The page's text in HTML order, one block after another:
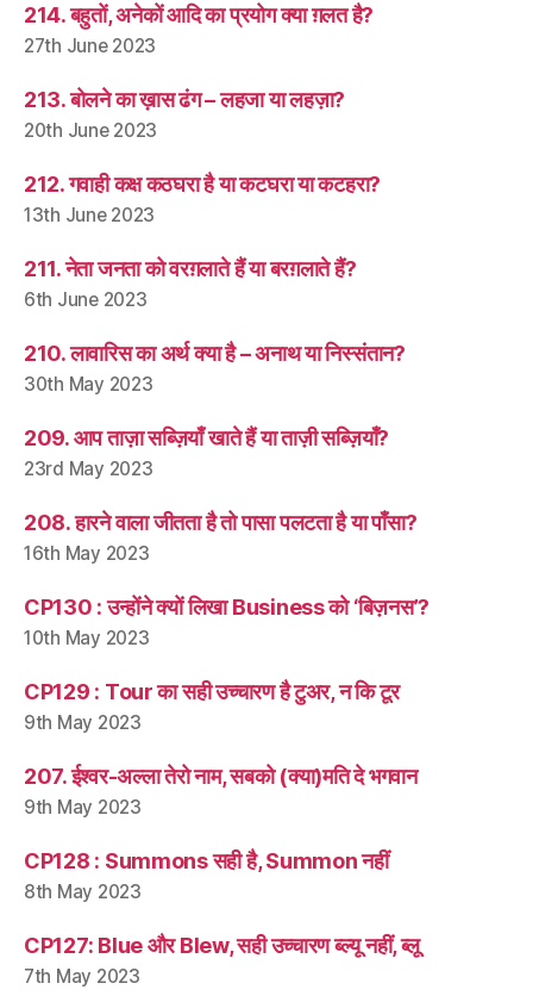
214. बहुतों, अनेकों आदि का प्रयोग क्या ग़लत है?
27th June 2023
213. बोलने का ख़ास ढंग – लहजा या लहज़ा?
20th June 2023
212. गवाही कक्ष कठघरा है या कटघरा या कटहरा?
13th June 2023
211. नेता जनता को वरग़लाते हैं या बरग़लाते हैं?
6th June 2023
210. लावारिस का अर्थ क्या है – अनाथ या निस्संतान?
30th May 2023
209. आप ताज़ा सब्ज़ियाँ खाते हैं या ताज़ी सब्ज़ियाँ?
23rd May 2023
208. हारने वाला जीतता है तो पासा पलटता है या पाँसा?
16th May 2023
CP130 : उन्होंने क्यों लिखा Business को ‘बिज़नस’?
10th May 2023
CP129 : Tour का सही उच्चारण है टुअर, न कि टूर
9th May 2023
207. ईश्वर-अल्ला तेरो नाम, सबको (क्या)मति दे भगवान
9th May 2023
CP128 : Summons सही है, Summon नहीं
8th May 2023
CP127: Blue और Blew, सही उच्चारण ब्ल्यू नहीं, ब्लू
7th May 2023